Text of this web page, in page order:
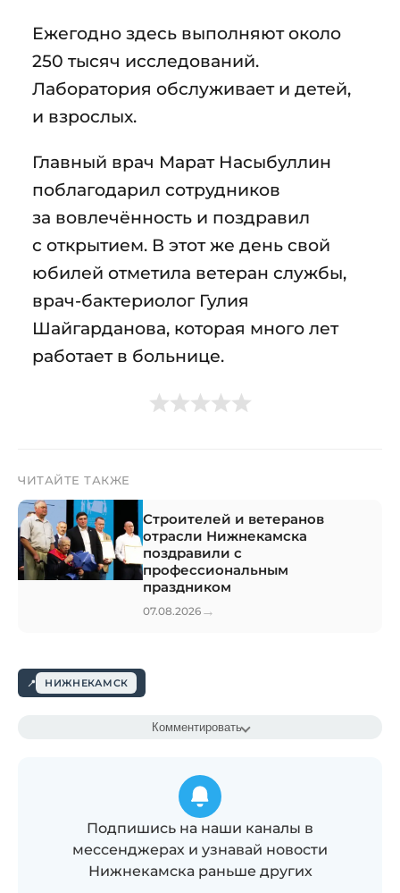
Ежегодно здесь выполняют около
250 тысяч исследований.
Лаборатория обслуживает и детей,
и взрослых.
Главный врач Марат Насыбуллин
поблагодарил сотрудников
за вовлечённость и поздравил
с открытием. В этот же день свой
юбилей отметила ветеран службы,
врач-бактериолог Гулия
Шайгарданова, которая много лет
работает в больнице.
ЧИТАЙТЕ ТАКЖЕ
Строителей и ветеранов
отрасли Нижнекамска
поздравили с
профессиональным
праздником
07.08.2026 →
НИЖНЕКАМСК
Комментировать
Подпишись на наши каналы в
мессенджерах и узнавай новости
Нижнекамска раньше других